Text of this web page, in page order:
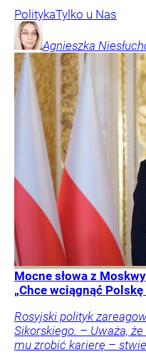
PolitykaTylko u Nas
Agnieszka
Mocne słowa z
„Chce wciągnąć
Rosyjski polityk
Sikorskiego. – Uważa,
mu zrobić karierę –